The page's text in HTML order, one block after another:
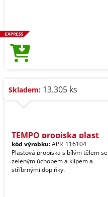
Skladem: 13.305 ks
TEMPO propiska plast
kód výrobku:APR_116104
Plastová propiska s bílým tělem se
zeleným úchopem a klipem a
stříbrnými doplňky.